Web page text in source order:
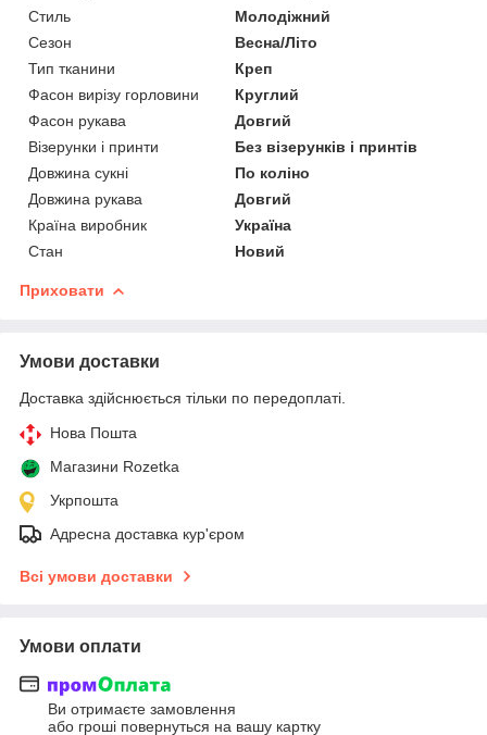
Стиль
Молодіжний
Сезон
Весна/Літо
Тип тканини
Креп
Фасон вирізу горловини
Круглий
Фасон рукава
Довгий
Візерунки і принти
Без візерунків і принтів
Довжина сукні
По коліно
Довжина рукава
Довгий
Країна виробник
Україна
Стан
Новий
Приховати
Умови доставки
Доставка здійснюється тільки по передоплаті.
Нова Пошта
Магазини Rozetka
Укрпошта
Адресна доставка кур'єром
Всі умови доставки
Умови оплати
Ви отримаєте замовлення
або гроші повернуться на вашу картку